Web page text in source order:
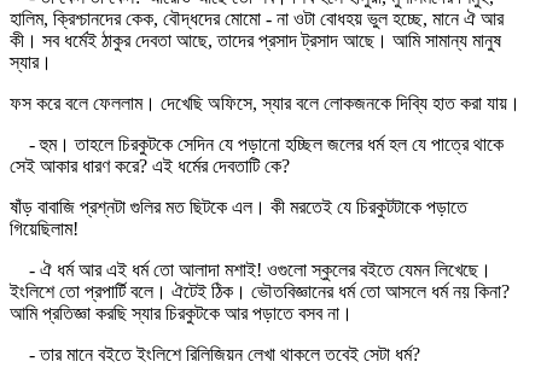
হালিম, ক্রিশ্চানদের কেক, বৌদ্ধদের মোমো - না ওটা বোধহয় ভুল হচ্ছে, মানে ঐ আর
কী। সব ধর্মেই ঠাকুর দেবতা আছে, তাদের প্রসাদ ট্রসাদ আছে। আমি সামান্য মানুষ
স্যার।
ফস করে বলে ফেললাম। দেখেছি অফিসে, স্যার বলে লোকজনকে দিব্যি হাত করা যায়।
- হুম। তাহলে চিরকুটকে সেদিন যে পড়ানো হচ্ছিল জলের ধর্ম হল যে পাত্রে থাকে
সেই আকার ধারণ করে? এই ধর্মের দেবতাটি কে?
ষাঁড় বাবাজি প্রশ্নটা গুলির মত ছিটকে এল। কী মরতেই যে চিরকুটটাকে পড়াতে
গিয়েছিলাম!
- ঐ ধর্ম আর এই ধর্ম তো আলাদা মশাই! ওগুলো স্কুলের বইতে যেমন লিখেছে।
ইংলিশে তো প্রপার্টি বলে। ঐটেই ঠিক। ভৌতবিজ্ঞানের ধর্ম তো আসলে ধর্ম নয় কিনা?
আমি প্রতিজ্ঞা করছি স্যার চিরকুটকে আর পড়াতে বসব না।
- তার মানে বইতে ইংলিশে রিলিজিয়ন লেখা থাকলে তবেই সেটা ধর্ম?